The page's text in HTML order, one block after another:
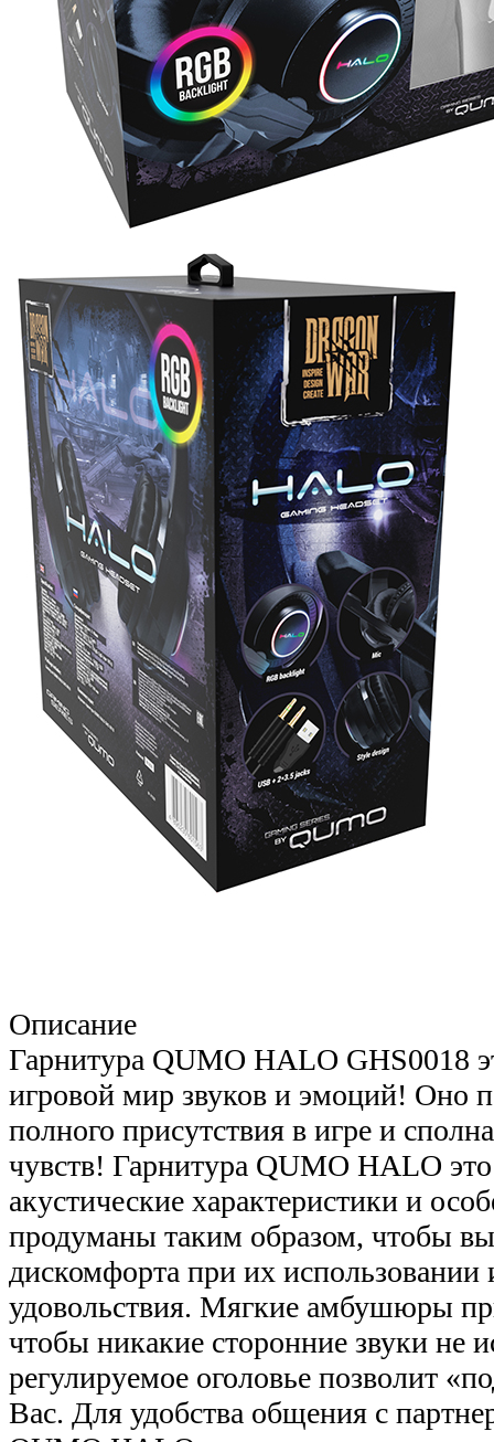
Описание
Гарнитура QUMO HALO GHS0018
игровой мир звуков и эмоций! Оно
полного присутствия в игре и
чувств! Гарнитура QUMO HALO это
акустические характеристики и
продуманы таким образом, чтобы
дискомфорта при их
удовольствия. Мягкие амбушюры
чтобы никакие сторонние звуки не
регулируемое оголовье позволит
Вас. Для удобства общения с